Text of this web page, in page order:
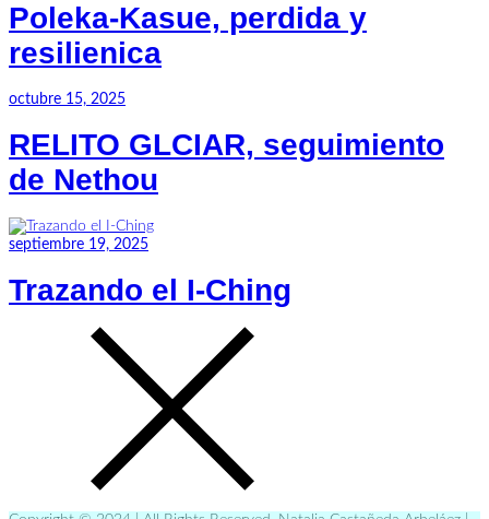
Poleka-Kasue, perdida y
resilienica
octubre 15, 2025
RELITO GLCIAR, seguimiento
de Nethou
septiembre 19, 2025
Trazando el I-Ching